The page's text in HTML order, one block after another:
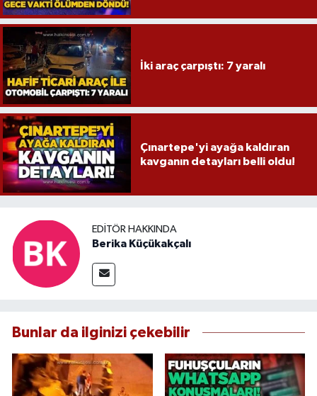
İki araç çarpıştı: 7 yaralı
Çınartepe'yi ayağa kaldıran
kavganın detayları belli oldu!
EDITÖR HAKKINDA
Berika Küçükakçalı
Bunlar da ilginizi çekebilir